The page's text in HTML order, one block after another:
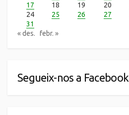
17
18 19 20
24
25 26 27
31
« des.
febr. »
Segueix-nos a Facebook